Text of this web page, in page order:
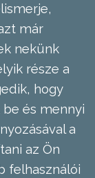
már
nekünk
része a
hogy
és mennyi
a
az Ön
felhasználói